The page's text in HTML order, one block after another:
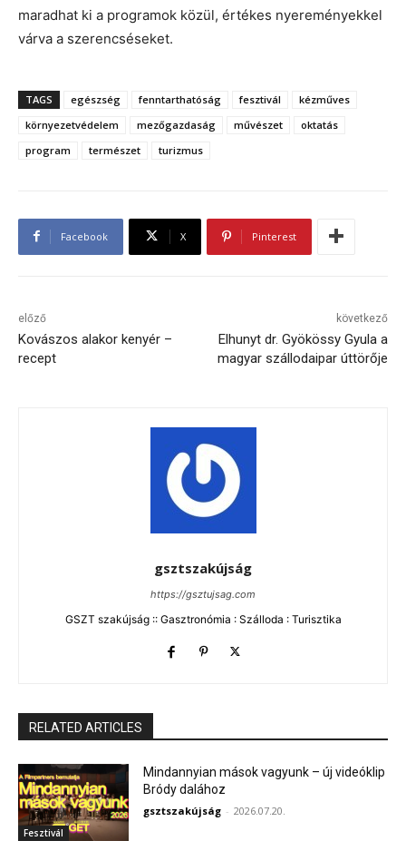
maradhat ki a programok közül, értékes nyereményekkel
várva a szerencséseket.
TAGS egészség fenntarthatóság fesztivál
kézműves
környezetvédelem
mezőgazdaság művészet
oktatás
program
természet turizmus
Facebook X Pinterest
előző
Kovászos alakor kenyér –
recept
következő
Elhunyt dr. Gyökössy Gyula a
magyar szállodaipar úttörője
gsztszakújság
https://gsztujsag.com
GSZT szakújság :: Gasztronómia : Szálloda : Turisztika
RELATED ARTICLES
Fesztivál
Mindannyian mások vagyunk – új videóklip
Bródy dalához
gsztszakújság - 2026.07.20.